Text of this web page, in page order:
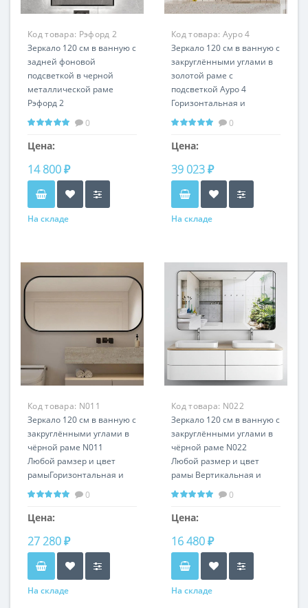
Код товара: Рэфорд 2
RS002
Зеркало 120 см в ванную с
задней фоновой
подсветкой в черной
металлической раме
Рэфорд 2
Любой размер и цвет
рамы Вертикальное и
горизонтальное
0
Цена:
14 800 ₽
На складе
Код товара: Ауро 4
RSL1269
Зеркало 120 см в ванную с
закруглёнными углами в
золотой раме с
подсветкой Ауро 4
Горизонтальная и
вертикальная
установкаЛюбой цвет
рамы
0
Цена:
39 023 ₽
На складе
Код товара: N011
Зеркало 120 см в ванную с
закруглёнными углами в
чёрной раме N011
Любой рамзер и цвет
рамыГоризонтальная и
вертикальная устанвка
0
Цена:
27 280 ₽
На складе
Код товара: N022
Зеркало 120 см в ванную с
закруглёнными углами в
чёрной раме N022
Любой размер и цвет
рамы Вертикальная и
горизонтальная
0
Цена:
16 480 ₽
На складе